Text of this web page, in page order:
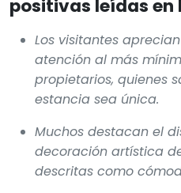
positivas leídas en
Los visitantes
atención al más
propietarios, quienes
estancia sea única.
Muchos destacan el
decoración artística
descritas como